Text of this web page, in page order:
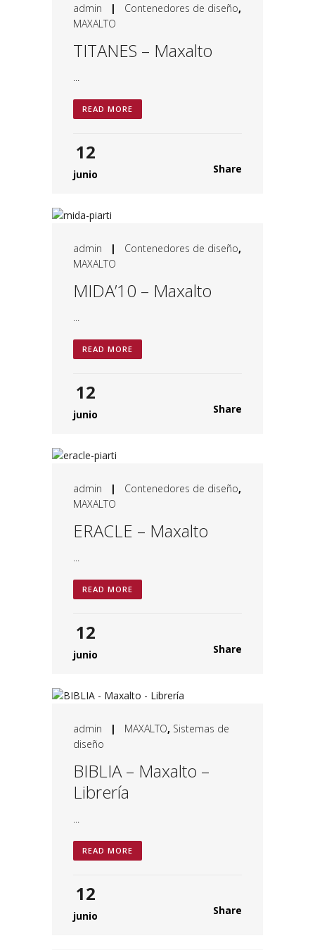
admin | Contenedores de diseño,
MAXALTO
TITANES – Maxalto
...
READ MORE
12
junio Share
admin | Contenedores de diseño,
MAXALTO
MIDA’10 – Maxalto
...
READ MORE
12
junio Share
admin | Contenedores de diseño,
MAXALTO
ERACLE – Maxalto
...
READ MORE
12
junio Share
admin | MAXALTO, Sistemas de
diseño
BIBLIA – Maxalto –
Librería
...
READ MORE
12
junio Share